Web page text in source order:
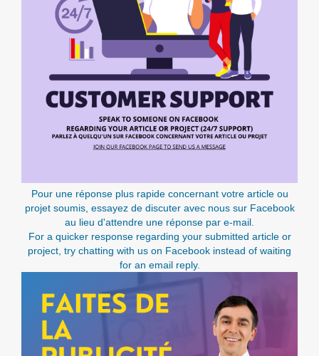
Pour une réponse plus rapide concernant votre article ou
projet soumis, essayez de discuter avec nous sur Facebook
au lieu d'attendre une réponse par e-mail.
For a quicker response regarding your submitted article or
project, try chatting with us on Facebook instead of waiting
for an email reply.